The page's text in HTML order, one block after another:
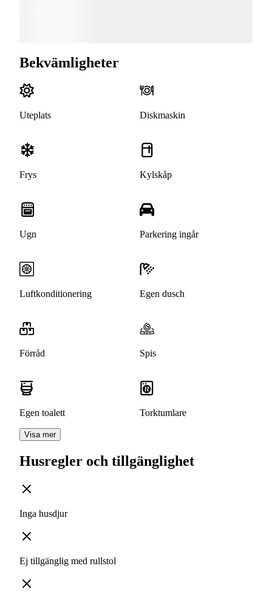
Bekvämligheter
Uteplats Diskmaskin
Frys Kylskåp
Ugn Parkering ingår
Luftkonditionering Egen dusch
Förråd Spis
Egen toalett Torktumlare
Visa mer
Husregler och tillgänglighet
Inga husdjur
Ej tillgänglig med rullstol